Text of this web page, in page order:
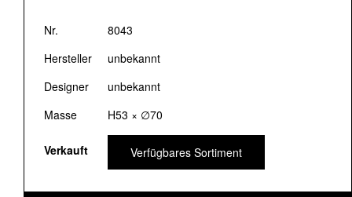
Nr.
8043
Hersteller
unbekannt
Designer
unbekannt
Masse
H53 × ∅70
Verkauft Verfügbares Sortiment